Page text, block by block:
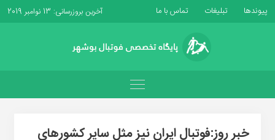
پیوندها تبلیغات تماس با ما آخرین بروزرسانی: 13 نوامبر 2019
خبر روز:فوتبال ایران نیز مثل سایر کشورهای